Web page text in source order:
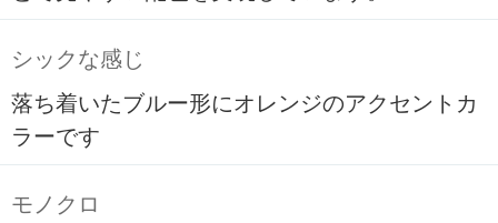
シックな感じ
落ち着いたブルー形にオレンジのアクセントカ
ラーです
モノクロ